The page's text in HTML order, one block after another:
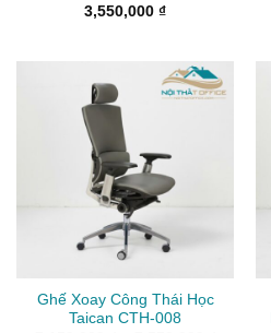
3,550,000 ₫
Ghế Xoay Công Thái Học
Taican CTH-008